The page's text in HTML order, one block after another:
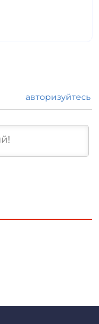
авторизуйтесь